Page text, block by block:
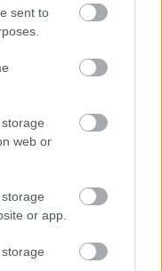
sent to
web or
or app.
vs
08-12 20:30